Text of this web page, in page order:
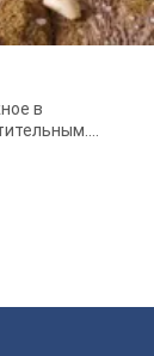
в
...